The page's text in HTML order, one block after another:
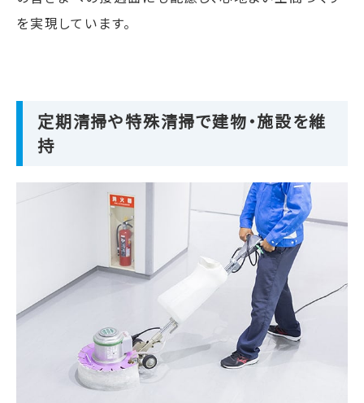
を実現しています。
定期清掃や特殊清掃で建物・施設を維
持